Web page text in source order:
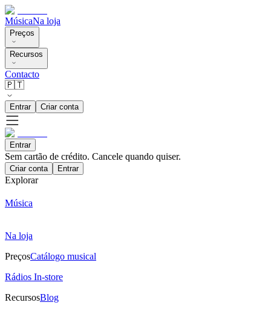
MúsicaNa loja
Preços
Recursos
Contacto
🇵🇹
Entrar Criar conta
Entrar
Sem cartão de crédito. Cancele quando quiser.
Criar conta Entrar
Explorar
Música
Na loja
PreçosCatálogo musical
Rádios In-store
RecursosBlog